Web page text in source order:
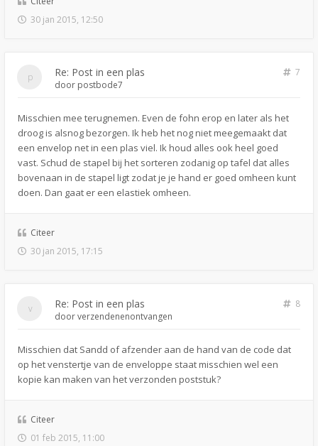
30 jan 2015, 12:50
Re: Post in een plas
7
door postbode7
Misschien mee terugnemen. Even de fohn erop en later als het
droog is alsnog bezorgen. Ik heb het nog niet meegemaakt dat
een envelop net in een plas viel. Ik houd alles ook heel goed
vast. Schud de stapel bij het sorteren zodanig op tafel dat alles
bovenaan in de stapel ligt zodat je je hand er goed omheen kunt
doen. Dan gaat er een elastiek omheen.
Citeer
30 jan 2015, 17:15
Re: Post in een plas
8
doorverzendenenontvangen
Misschien dat Sandd of afzender aan de hand van de code dat
op het venstertje van de enveloppe staat misschien wel een
kopie kan maken van het verzonden poststuk?
Citeer
01 feb 2015, 11:00